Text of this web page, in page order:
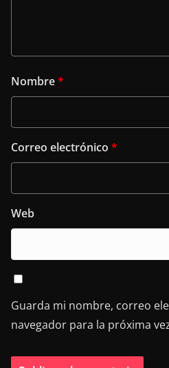
Nombre*
Correo electrónico *
Web
Guarda mi nombre, correo
navegador para la próxima